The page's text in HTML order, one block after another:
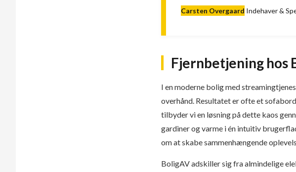
Carsten Overgaard Indehaver &
Fjernbetjening hos
I en moderne bolig med
overhånd. Resultatet er ofte et
tilbyder vi en løsning på dette kaos
gardiner og varme i én intuitiv
om at skabe sammenhængende
BoligAV adskiller sig fra almindelige